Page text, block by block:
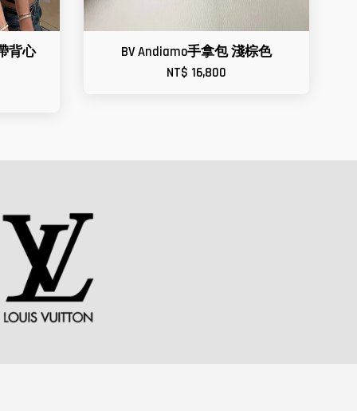
背心
BV Andiamo手拿包 淺棕色
NT$ 16,800